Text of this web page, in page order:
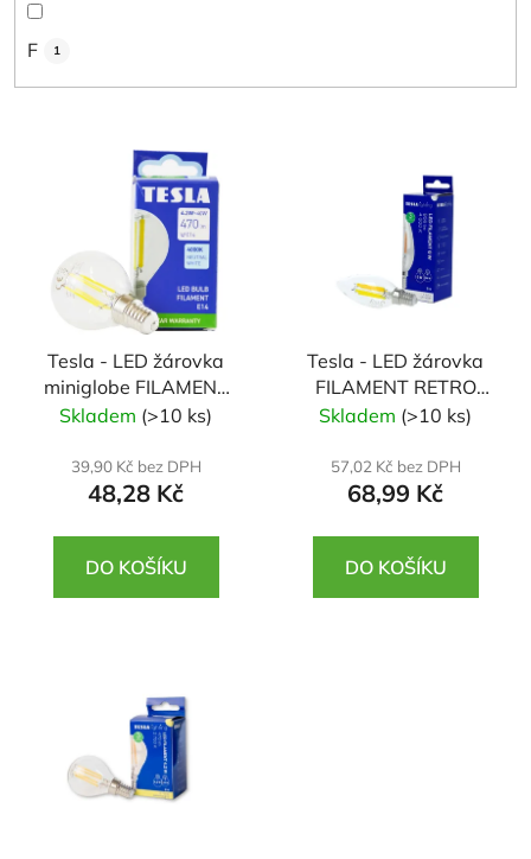
F 1
Tesla - LED žárovka
miniglobe FILAMENT
RETRO E14, 4,2W,
4000K denní bílá,
360st, čirá
Skladem (>10 ks)
39,90 Kč bez DPH
48,28 Kč
DO KOŠÍKU
Tesla - LED žárovka
FILAMENT RETRO
svíčka E14, 6W, 230V,
4000K denní,
360st,čirá
Skladem (>10 ks)
57,02 Kč bez DPH
68,99 Kč
DO KOŠÍKU